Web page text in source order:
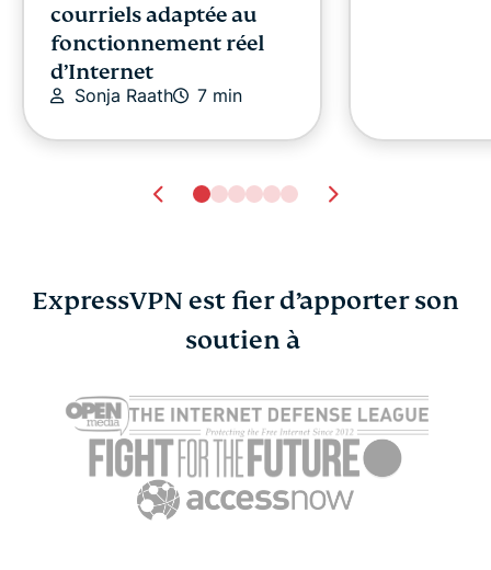
courriels adaptée au
fonctionnement réel
d’Internet
Sonja Raath 7 min
Qu’est-ce que le
fonctionne-t-il ?
ExpressVPN 18 min
Business
pour
voyageurs
ExpressVPN est fier d’apporter son
soutien à